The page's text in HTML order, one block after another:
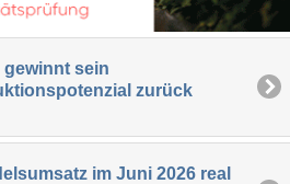
gewinnt sein
zurück
im Juni 2026 real